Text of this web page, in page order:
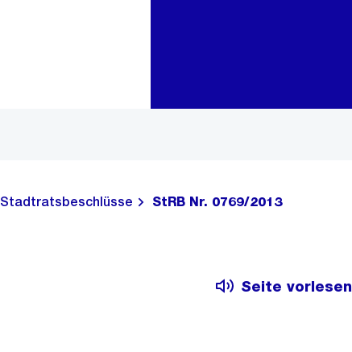
Stadtratsbeschlüsse StRB Nr. 0769/2013
Seite vorlesen